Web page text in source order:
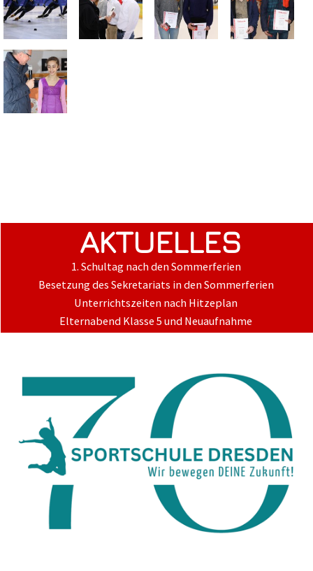
AKTUELLES
1. Schultag nach den Sommerferien
Besetzung des Sekretariats in den Sommerferien
Unterrichtszeiten nach Hitzeplan
Elternabend Klasse 5 und Neuaufnahme